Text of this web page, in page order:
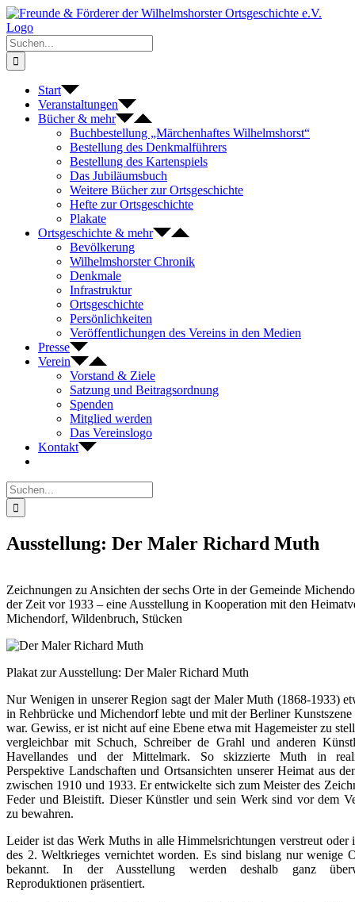
Zum
Inhalt
springen
Suche
nach:
Start
Veranstaltungen
Bücher & mehr
Buchbestellung „Märchenhaftes Wilhelmshorst“
Bestellung des Denkmalführers
Bestellung des Kartenspiels
Das Jubiläumsbuch
Weitere Bücher zur Ortsgeschichte
Hefte zur Ortsgeschichte
Plakate
Ortsgeschichte & mehr
Bevölkerung
Wilhelmshorster Chronik
Denkmale
Infrastruktur
Ortsgeschichte
Persönlichkeiten
Veröffentlichungen des Vereins in den Medien
Presse
Verein
Vorstand & Ziele
Satzung und Beitragsordnung
Spenden
Mitglied werden
Das Vereinslogo
Kontakt
Suche
nach:
Ausstellung: Der Maler Richard Muth
Zeichnungen zu Ansichten der sechs Orte in der Gemeinde
der Zeit vor 1933 – eine Ausstellung in Kooperation mit den
Michendorf, Wildenbruch, Stücken
Plakat zur Ausstellung: Der Maler Richard Muth
Nur Wenigen in unserer Region sagt der Maler Muth (1868‐1933)
in Rehbrücke und Michendorf lebte und mit der Berliner Kunstszene
war. Gewiss, er ist nicht auf eine Ebene etwa mit Hagemeister zu
vergleichbar mit Schuch, Schreiber de Grahl und anderen
Havellandes und der Mittelmark. So skizzierte Muth in
Perspektive Landschaften und Ortsansichten unserer Heimat aus
zwischen 1910 und 1933. Er entwickelte sich zum Meister des
Feder und Bleistift. Dieser Künstler und sein Werk sind vor dem
zu bewahren.
Leider ist das Werk Muths in alle Himmelsrichtungen verstreut oder
des 2. Weltkrieges vernichtet worden. Es sind bislang nur wenige
bekannt. In der Ausstellung werden deshalb ganz
Reproduktionen präsentiert.